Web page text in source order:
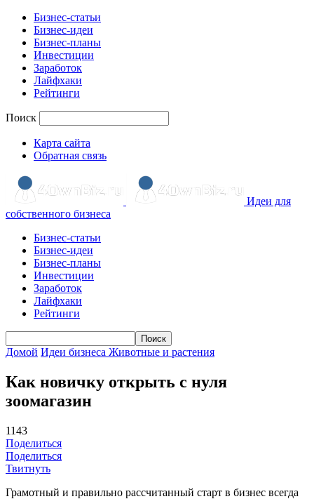
Бизнес-статьи
Бизнес-идеи
Бизнес-планы
Инвестиции
Заработок
Лайфхаки
Рейтинги
Поиск
Карта сайта
Обратная связь
Идеи для
собственного бизнеса
Бизнес-статьи
Бизнес-идеи
Бизнес-планы
Инвестиции
Заработок
Лайфхаки
Рейтинги
Домой Идеи бизнеса Животные и растения
Как новичку открыть с нуля
зоомагазин
1143
Поделиться
Поделиться
Твитнуть
Грамотный и правильно рассчитанный старт в бизнес всегда